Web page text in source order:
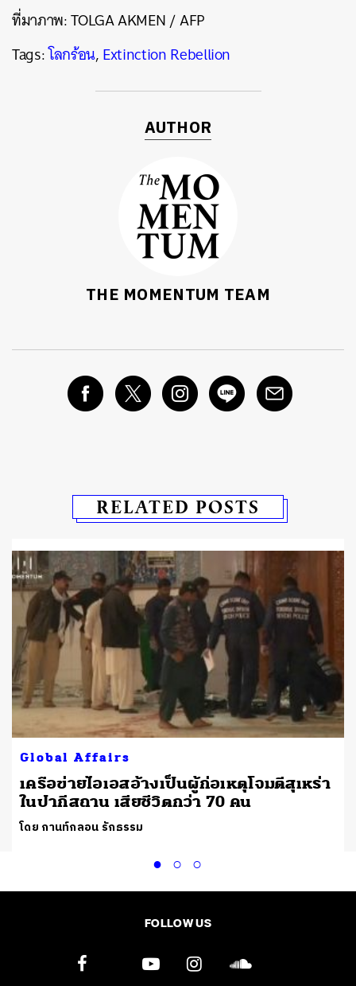
ที่มาภาพ: TOLGA AKMEN / AFP
Tags:โลกร้อน,Extinction Rebellion
AUTHOR
THE MOMENTUM TEAM
RELATED POSTS
Global Affairs
เครือข่ายไอเอสอ้างเป็นผู้ก่อเหตุโจมตีสุเหร่า
ในปากีสถาน เสียชีวิตกว่า 70 คน
โดย กานท์กลอน รักธรรม
FOLLOW US